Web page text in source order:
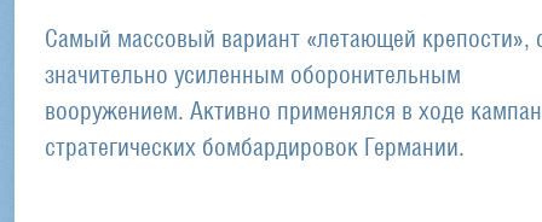
Самый массовый вариант «летающей крепости»,
значительно усиленным оборонительным
вооружением. Активно применялся в ходе
стратегических бомбардировок Германии.